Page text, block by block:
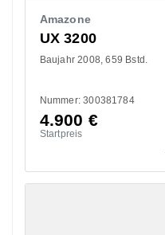
Amazone
UX 3200
Baujahr 2008 659 Bstd.
Nummer: 300381784
4.900 €
Startpreis